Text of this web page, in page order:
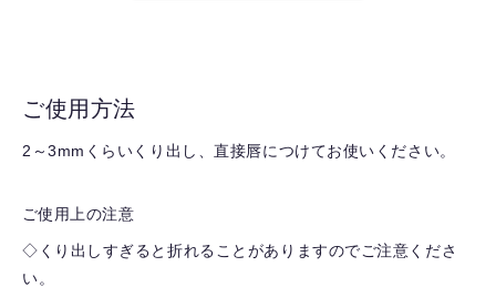
ご使用方法
2～3mmくらいくり出し、直接唇につけてお使いください。
ご使用上の注意
◇くり出しすぎると折れることがありますのでご注意くださ
い。